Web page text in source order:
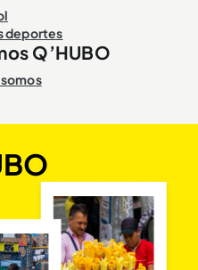
deportes
Q’HUBO